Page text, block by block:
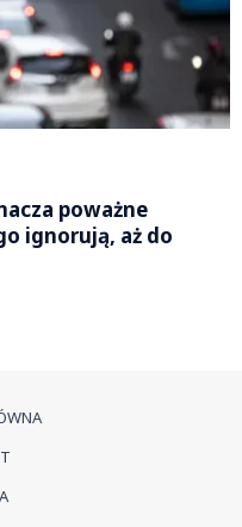
poważne
ignorują, aż do